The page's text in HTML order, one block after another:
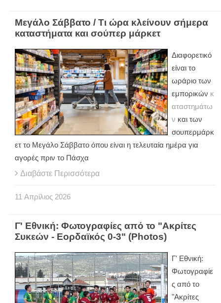
Μεγάλο Σάββατο / Τι ώρα κλείνουν σήμερα
καταστήματα και σούπερ μάρκετ
Διαφορετικό
είναι το
ωράριο των
εμπορικών κ
αταστημάτω
ν και των
σουπερμάρκ
ετ το Μεγάλο Σάββατο όπου είναι η τελευταία ημέρα για
αγορές πριν το Πάσχα
Διαβάστε Περισσότερα
11 Απρίλιος 2026
Γ' Εθνική: Φωτογραφίες από το "Ακρίτες
Συκεών - Εορδαϊκός 0-3" (Photos)
Γ' Εθνική:
Φωτογραφίε
ς από το
"Ακρίτες